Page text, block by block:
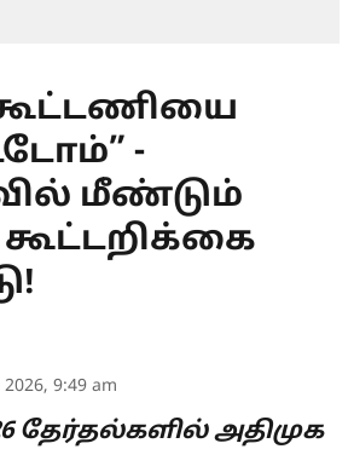
-
மீண்டும்
கூட்டறிக்கை
9:49 am
தேர்தல்களில் அதிமுக